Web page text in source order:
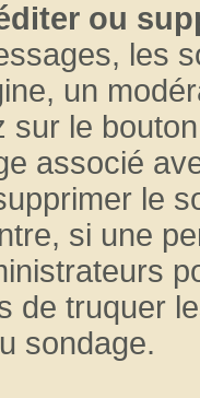
ou
les
un
sur le
associé
le
si une
de truquer
sondage.